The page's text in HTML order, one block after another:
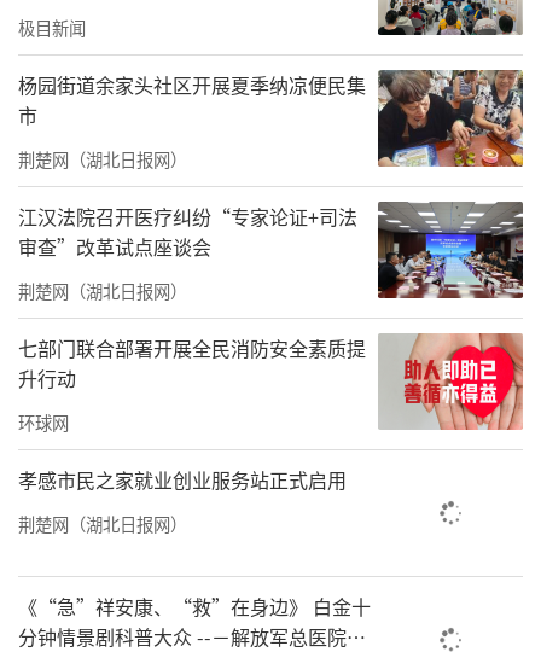
精心装扮爱心送考主题车厢。通讯员供图
华昌公司爱心送考车队。通讯员供图
本次爱心送考服务全程免费，采用“一对一预
约接送+巡游应急助考”双重保障模式。
极目新闻
杨园街道余家头社区开展夏季纳凉便民集
市
荆楚网（湖北日报网）
江汉法院召开医疗纠纷“专家论证+司法
审查”改革试点座谈会
荆楚网（湖北日报网）
七部门联合部署开展全民消防安全素质提
升行动
环球网
孝感市民之家就业创业服务站正式启用
荆楚网（湖北日报网）
《“急”祥安康、“救”在身边》 白金十
分钟情景剧科普大众 --－解放军总医院首